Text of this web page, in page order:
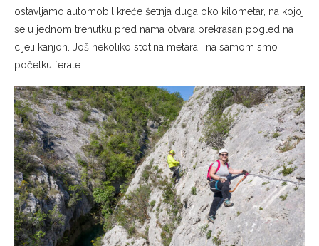
ostavljamo automobil kreće šetnja duga oko kilometar, na kojoj
se u jednom trenutku pred nama otvara prekrasan pogled na
cijeli kanjon. Još nekoliko stotina metara i na samom smo
početku ferate.